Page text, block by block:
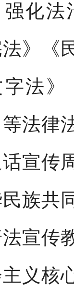
法治
法》
字法》
法律
宣传
族共
宣传
义核